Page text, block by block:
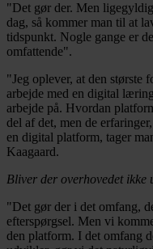
"Det gør der. Men
dag, så kommer man til at
tidspunkt. Nogle gange er
omfattende".
"Jeg oplever, at den
arbejde med en digital
arbejde på. Hvordan
del af det, men de
en digital platform, tager
Kaagaard.
Bliver der overhovedet ikke
"Det gør der i det omfang,
efterspørgsel. Men vi
den platform. I det omfang